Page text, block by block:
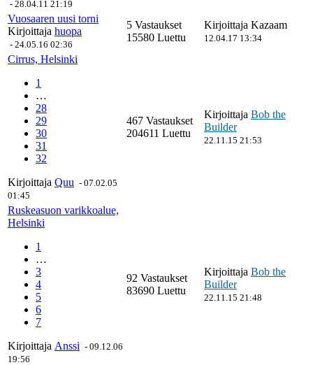
- 28.04.11 21:19
Vuosaaren uusi torni
Kirjoittaja huopa
- 24.05.16 02:36
5 Vastaukset
15580 Luettu
Kirjoittaja Kazaam
12.04.17 13:34
Cirrus, Helsinki
1
…
28
29
30
31
32
Kirjoittaja Quu - 07.02.05
01:45
467 Vastaukset
204611 Luettu
Kirjoittaja Bob the
Builder
22.11.15 21:53
Ruskeasuon varikkoalue,
Helsinki
1
…
3
4
5
6
7
Kirjoittaja Anssi - 09.12.06
19:56
92 Vastaukset
83690 Luettu
Kirjoittaja Bob the
Builder
22.11.15 21:48